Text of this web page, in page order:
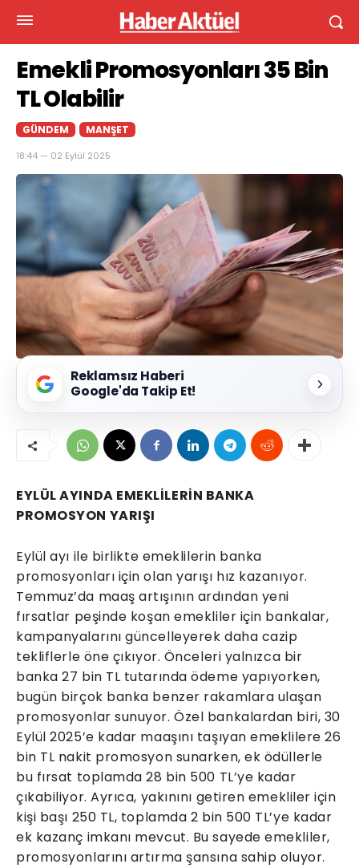
Emekli Promosyonları 35 Bin
TL Olabilir
GÜNDEM MANŞET
18:44 — 02 Eylül 2025
Reklamsız Haberi
Google'da Takip Et!
EYLÜL AYINDA EMEKLİLERİN BANKA
PROMOSYON YARIŞI
Eylül ayı ile birlikte emeklilerin banka
promosyonları için olan yarışı hız kazanıyor.
Temmuz’da maaş artışının ardından yeni
fırsatlar peşinde koşan emekliler için bankalar,
kampanyalarını güncelleyerek daha cazip
tekliflerle öne çıkıyor. Önceleri yalnızca bir
banka 27 bin TL tutarında ödeme yapıyorken,
bugün birçok banka benzer rakamlara ulaşan
promosyonlar sunuyor. Özel bankalardan biri, 30
Eylül 2025’e kadar maaşını taşıyan emeklilere 26
bin TL nakit promosyon sunarken, ek ödüllerle
bu fırsat toplamda 28 bin 500 TL’ye kadar
çıkabiliyor. Ayrıca, yakınını getiren emekliler için
kişi başı 250 TL, toplamda 2 bin 500 TL’ye kadar
ek kazanç imkanı mevcut. Bu sayede emekliler,
promosyonlarını artırma şansına sahip oluyor.